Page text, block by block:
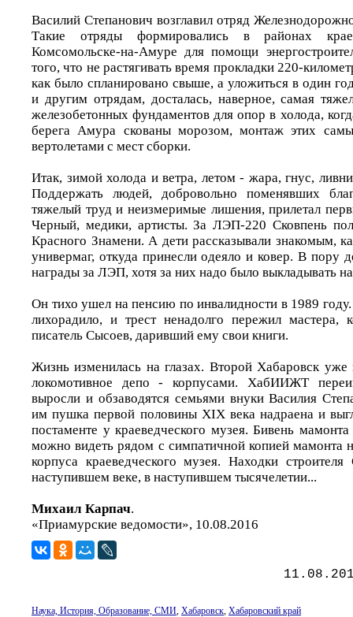
Василий Степанович возглавил отряд
Такие отряды формировались в районах
Комсомольске-на-Амуре для помощи
того, что не растягивать время прокладки 220-
как было спланировано свыше, а уложиться в один
и другим отрядам, досталась, наверное, самая
железобетонных фундаментов для опор в холода,
берега Амура скованы морозом, монтаж этих
вертолетами с мест сборки.
Итак, зимой холода и ветра, летом - жара, гнус,
Поддержать людей, добровольно поменявших
тяжелый труд и неизмеримые лишения, прилетал
Черный, медики, артисты. За ЛЭП-220 Сковпень
Красного Знамени. А дети рассказывали знакомым,
универмаг, откуда принесли одеяло и ковер. В пору
награды за ЛЭП, хотя за них надо было выкладывать
Он тихо ушел на пенсию по инвалидности в 1989
лихорадило, и трест ненадолго пережил мастера,
писатель Сысоев, даривший ему свои книги.
Жизнь изменилась на глазах. Второй Хабаровск уже
локомотивное депо - корпусами. ХабИИЖТ
выросли и обзаводятся семьями внуки Василия
им пушка первой половины XIX века надраена и
постаменте у краеведческого музея. Бивень
можно видеть рядом с симпатичной копией мамонта
корпуса краеведческого музея. Находки
наступившем веке, в наступившем тысячелетии...
Михаил Карпач.
«Приамурские ведомости», 10.08.2016
Наука, История, Образование, СМИ, Хабаровск, Хабаровский край